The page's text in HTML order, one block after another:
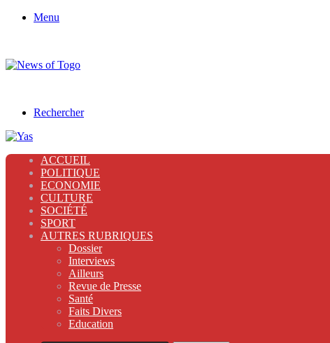
Menu
Rechercher
ACCUEIL
POLITIQUE
ECONOMIE
CULTURE
SOCIÉTÉ
SPORT
AUTRES RUBRIQUES
Dossier
Interviews
Ailleurs
Revue de Presse
Santé
Faits Divers
Education